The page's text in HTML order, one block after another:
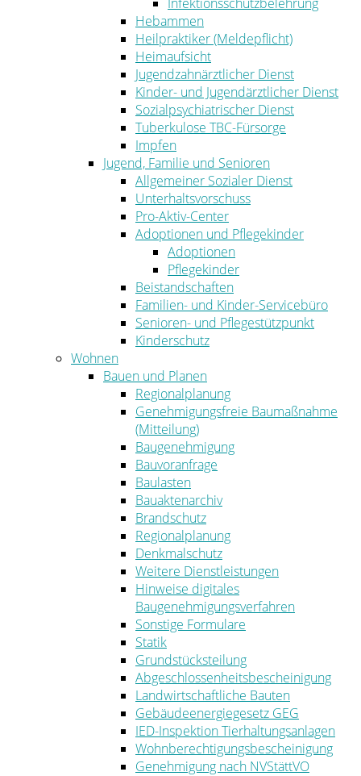
Hebammen
Heilpraktiker (Meldepflicht)
Heimaufsicht
Jugendzahnärztlicher Dienst
Kinder- und Jugendärztlicher Dienst
Sozialpsychiatrischer Dienst
Tuberkulose TBC-Fürsorge
Impfen
Jugend, Familie und Senioren
Allgemeiner Sozialer Dienst
Unterhaltsvorschuss
Pro-Aktiv-Center
Adoptionen und Pflegekinder
Adoptionen
Pflegekinder
Beistandschaften
Familien- und Kinder-Servicebüro
Senioren- und Pflegestützpunkt
Kinderschutz
Wohnen
Bauen und Planen
Regionalplanung
Genehmigungsfreie Baumaßnahme
(Mitteilung)
Baugenehmigung
Bauvoranfrage
Baulasten
Bauaktenarchiv
Brandschutz
Regionalplanung
Denkmalschutz
Weitere Dienstleistungen
Hinweise digitales
Baugenehmigungsverfahren
Sonstige Formulare
Statik
Grundstücksteilung
Abgeschlossenheitsbescheinigung
Landwirtschaftliche Bauten
Gebäudeenergiegesetz GEG
IED-Inspektion Tierhaltungsanlagen
Wohnberechtigungsbescheinigung
Genehmigung nach NVStättVO